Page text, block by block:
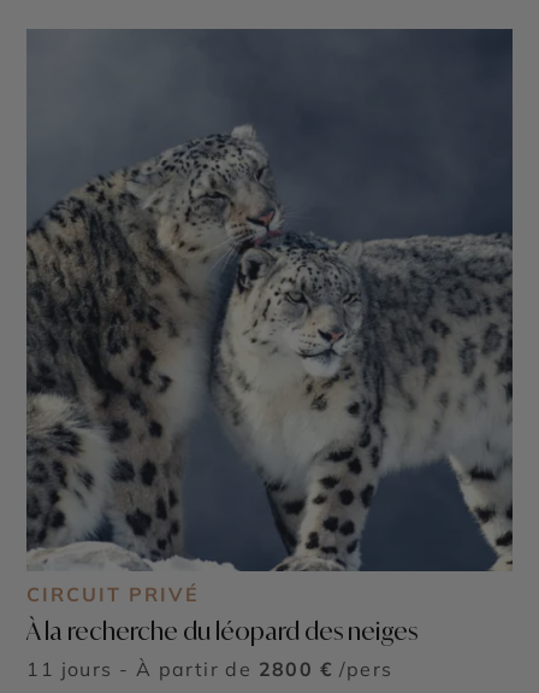
CIRCUIT PRIVÉ
À la recherche du léopard des neiges
11 jours - À partir de 2800 € /pers